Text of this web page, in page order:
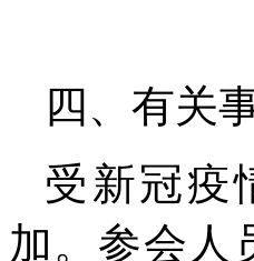
四、有关
受新冠疫
加。参会人